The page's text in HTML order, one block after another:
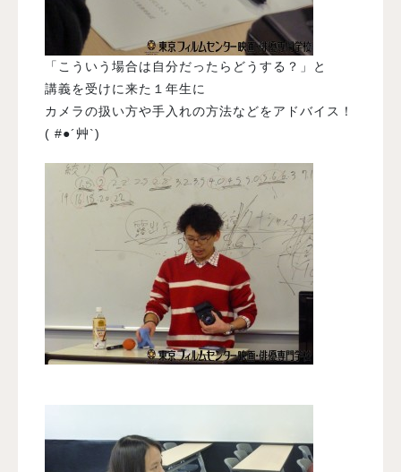
「こういう場合は自分だったらどうする？」と
講義を受けに来た１年生に
カメラの扱い方や手入れの方法などをアドバイス！
( #●´艸`)